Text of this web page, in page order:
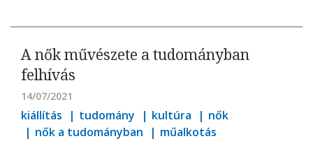
A nők művészete a tudományban
felhívás
14/07/2021
kiállítás tudomány kultúra
nők
nők a tudományban
műalkotás